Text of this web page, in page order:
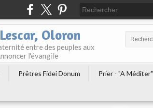
Oloron
entre des peuples aux
l'évangile
Prêtres Fidei Donum Prier - "A Méditer"